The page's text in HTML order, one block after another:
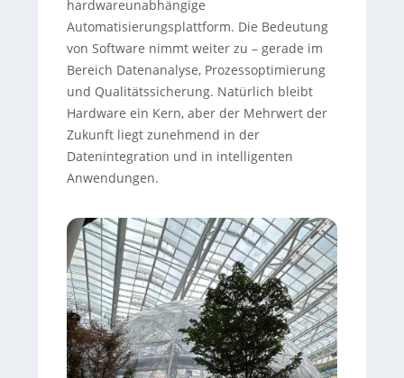
hardwareunabhängige
Automatisierungsplattform. Die Bedeutung
von Software nimmt weiter zu – gerade im
Bereich Datenanalyse, Prozessoptimierung
und Qualitätssicherung. Natürlich bleibt
Hardware ein Kern, aber der Mehrwert der
Zukunft liegt zunehmend in der
Datenintegration und in intelligenten
Anwendungen.